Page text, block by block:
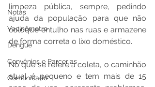
Notas
Vacinômetro
Dengue
Convênios e Parcerias
Comunicado
limpeza pública, sempre, pedindo
ajuda da população para que não
coloque entulho nas ruas e armazene
de forma correta o lixo doméstico.
No que se refere a coleta, o caminhão
atual é pequeno e tem mais de 15